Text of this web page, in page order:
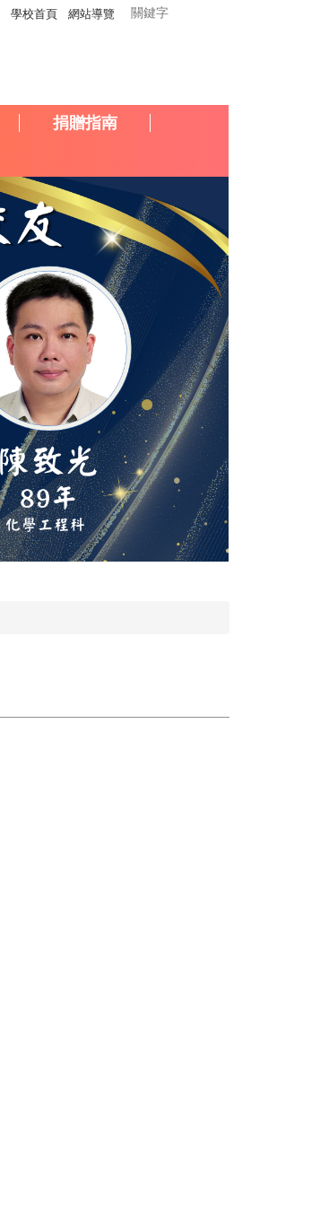
學校首頁 網站導覽
捐贈指南